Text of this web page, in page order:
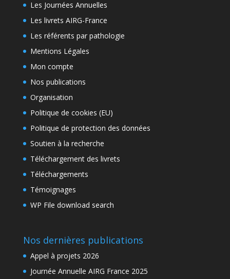
Les Journées Annuelles
Les livrets AIRG-France
Les référents par pathologie
Mentions Légales
Mon compte
Nos publications
Organisation
Politique de cookies (EU)
Politique de protection des données
Soutien à la recherche
Téléchargement des livrets
Téléchargements
Témoignages
WP File download search
Nos dernières publications
Appel à projets 2026
Journée Annuelle AIRG France 2025